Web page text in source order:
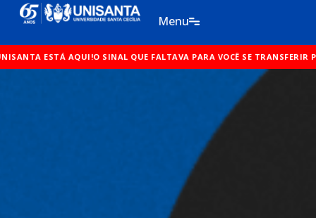
o
conteúdo
Menu
O SINAL QUE FALTAVA PARA VOCÊ SE TRANSFERIR PARA A UNISANTA